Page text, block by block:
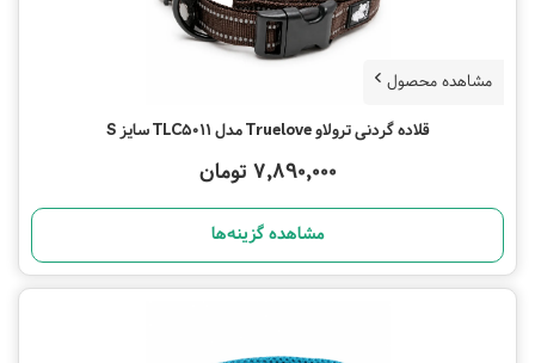
مشاهده محصول
قلاده گردنی ترولاو Truelove مدل TLC5011 سایز S
7,890,000 تومان
مشاهده گزینه‌ها